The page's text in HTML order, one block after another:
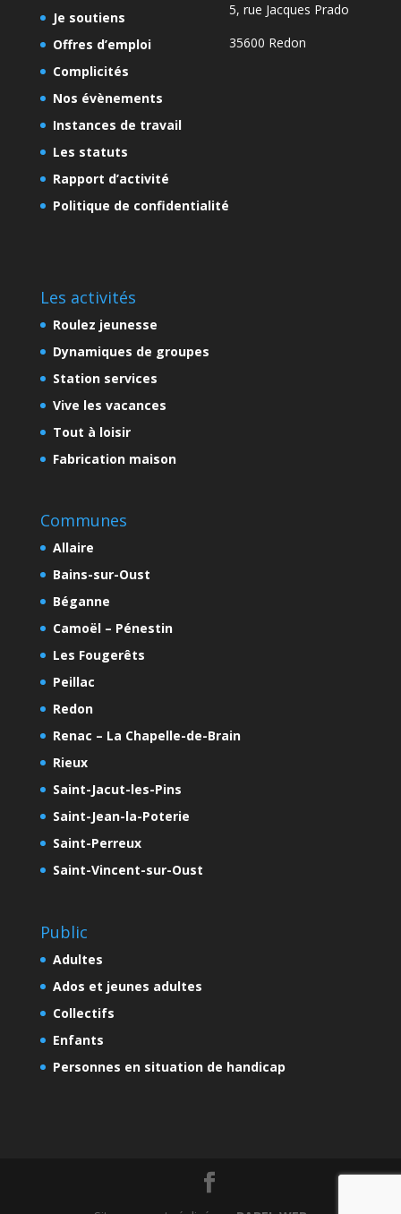
Je soutiens
Offres d’emploi
Complicités
Nos évènements
Instances de travail
Les statuts
Rapport d’activité
Politique de confidentialité
5, rue Jacques Prado
35600 Redon
Les activités
Roulez jeunesse
Dynamiques de groupes
Station services
Vive les vacances
Tout à loisir
Fabrication maison
Communes
Allaire
Bains-sur-Oust
Béganne
Camoël – Pénestin
Les Fougerêts
Peillac
Redon
Renac – La Chapelle-de-Brain
Rieux
Saint-Jacut-les-Pins
Saint-Jean-la-Poterie
Saint-Perreux
Saint-Vincent-sur-Oust
Public
Adultes
Ados et jeunes adultes
Collectifs
Enfants
Personnes en situation de handicap